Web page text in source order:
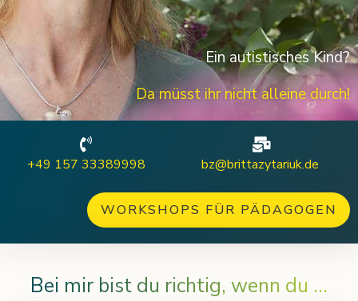
Ein autistisches Kind?
Da müsst ihr nicht alleine durch!
+49 157 33389998 bz@brittazytariuk.de
WORKSHOPS FÜR PÄDAGOGEN
Bei mir bist du richtig, wenn du ...